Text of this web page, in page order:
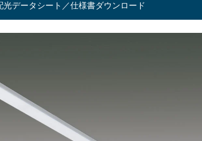
データシート／仕様書ダウンロード